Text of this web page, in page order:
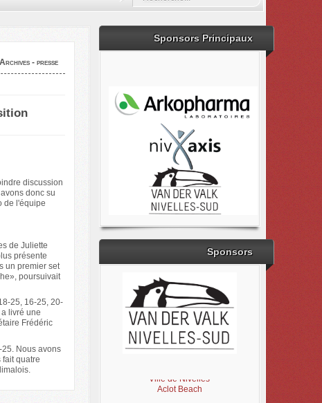
Archives - presse
discussion
donc su
de l'équipe
de Juliette
présente
un premier set
poursuivait
25, 16-25, 20-
livré une
Frédéric
Nous avons
quatre
Sponsors Principaux
Sponsors
Aclot Beach